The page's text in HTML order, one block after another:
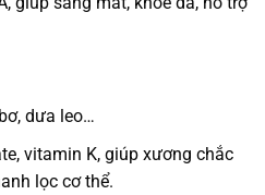
dưa leo…
vitamin K, giúp xương chắc
lọc cơ thể.